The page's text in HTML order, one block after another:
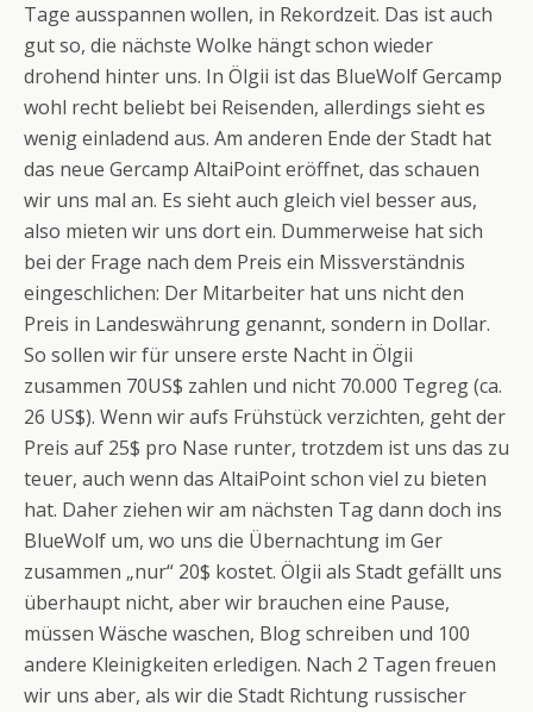
Tage ausspannen wollen, in Rekordzeit. Das ist auch
gut so, die nächste Wolke hängt schon wieder
drohend hinter uns. In Ölgii ist das BlueWolf Gercamp
wohl recht beliebt bei Reisenden, allerdings sieht es
wenig einladend aus. Am anderen Ende der Stadt hat
das neue Gercamp AltaiPoint eröffnet, das schauen
wir uns mal an. Es sieht auch gleich viel besser aus,
also mieten wir uns dort ein. Dummerweise hat sich
bei der Frage nach dem Preis ein Missverständnis
eingeschlichen: Der Mitarbeiter hat uns nicht den
Preis in Landeswährung genannt, sondern in Dollar.
So sollen wir für unsere erste Nacht in Ölgii
zusammen 70US$ zahlen und nicht 70.000 Tegreg (ca.
26 US$). Wenn wir aufs Frühstück verzichten, geht der
Preis auf 25$ pro Nase runter, trotzdem ist uns das zu
teuer, auch wenn das AltaiPoint schon viel zu bieten
hat. Daher ziehen wir am nächsten Tag dann doch ins
BlueWolf um, wo uns die Übernachtung im Ger
zusammen „nur“ 20$ kostet. Ölgii als Stadt gefällt uns
überhaupt nicht, aber wir brauchen eine Pause,
müssen Wäsche waschen, Blog schreiben und 100
andere Kleinigkeiten erledigen. Nach 2 Tagen freuen
wir uns aber, als wir die Stadt Richtung russischer